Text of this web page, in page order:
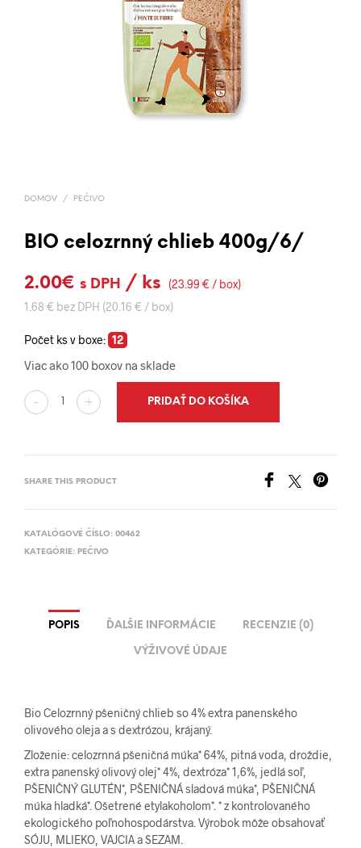
DOMOV / PEČIVO
BIO celozrnný chlieb 400g/6/
2.00€ s DPH / ks
(23.99 € / box)
1.68 € bez DPH (20.16 € / box)
Počet ks v boxe: 12
Viac ako 100 boxov na sklade
- + PRIDAŤ DO KOŠÍKA
SHARE THIS PRODUCT
KATALÓGOVÉ ČÍSLO: 00462
KATEGÓRIE: PEČIVO
POPIS ĎALŠIE INFORMÁCIE RECENZIE (0)
VÝŽIVOVÉ ÚDAJE
Bio Celozrnný pšeničný chlieb so 4% extra panenského
olivového oleja a s dextrózou, krájaný.
Zloženie: celozrnná pšeničná múka* 64%, pitná voda, droždie,
extra panenský olivový olej* 4%, dextróza* 1,6%, jedlá soľ,
PŠENIČNÝ GLUTÉN*, PŠENIČNÁ sladová múka*, PŠENIČNÁ
múka hladká*. Ošetrené etylakoholom*. * z kontrolovaného
ekologického poľnohospodárstva. Výrobok môže obsahovať
SÓJU, MLIEKO, VAJCIA a SEZAM.